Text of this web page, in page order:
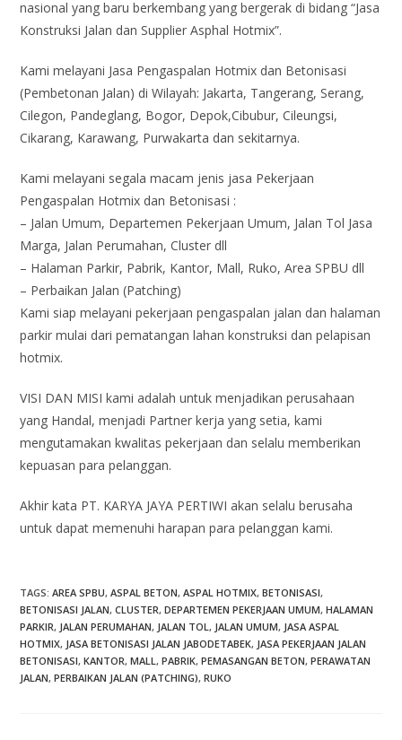
nasional yang baru berkembang yang bergerak di bidang “Jasa
Konstruksi Jalan dan Supplier Asphal Hotmix”.
Kami melayani Jasa Pengaspalan Hotmix dan Betonisasi
(Pembetonan Jalan) di Wilayah: Jakarta, Tangerang, Serang,
Cilegon, Pandeglang, Bogor, Depok,Cibubur, Cileungsi,
Cikarang, Karawang, Purwakarta dan sekitarnya.
Kami melayani segala macam jenis jasa Pekerjaan
Pengaspalan Hotmix dan Betonisasi :
– Jalan Umum, Departemen Pekerjaan Umum, Jalan Tol Jasa
Marga, Jalan Perumahan, Cluster dll
– Halaman Parkir, Pabrik, Kantor, Mall, Ruko, Area SPBU dll
– Perbaikan Jalan (Patching)
Kami siap melayani pekerjaan pengaspalan jalan dan halaman
parkir mulai dari pematangan lahan konstruksi dan pelapisan
hotmix.
VISI DAN MISI kami adalah untuk menjadikan perusahaan
yang Handal, menjadi Partner kerja yang setia, kami
mengutamakan kwalitas pekerjaan dan selalu memberikan
kepuasan para pelanggan.
Akhir kata PT. KARYA JAYA PERTIWI akan selalu berusaha
untuk dapat memenuhi harapan para pelanggan kami.
TAGS:AREA SPBU, ASPAL BETON, ASPAL HOTMIX, BETONISASI,
BETONISASI JALAN, CLUSTER, DEPARTEMEN PEKERJAAN UMUM, HALAMAN
PARKIR, JALAN PERUMAHAN, JALAN TOL, JALAN UMUM, JASA ASPAL
HOTMIX, JASA BETONISASI JALAN JABODETABEK, JASA PEKERJAAN JALAN
BETONISASI, KANTOR, MALL, PABRIK, PEMASANGAN BETON, PERAWATAN
JALAN, PERBAIKAN JALAN (PATCHING), RUKO